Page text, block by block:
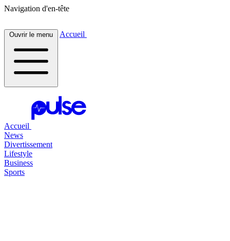
Navigation d'en-tête
Ouvrir le menu Accueil
Accueil
News
Divertissement
Lifestyle
Business
Sports